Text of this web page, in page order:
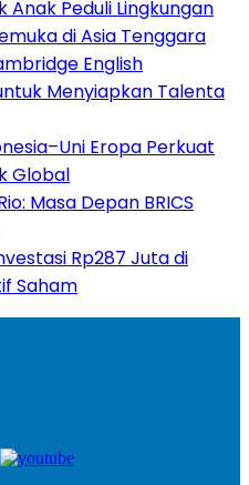
Anak Peduli Lingkungan
di Asia Tenggara
English
Menyiapkan Talenta
Eropa Perkuat
Global
Masa Depan BRICS
Rp287 Juta di
Saham